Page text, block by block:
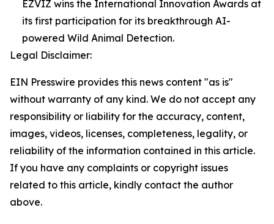
EZVIZ wins the International Innovation Awards at
its first participation for its breakthrough AI-
powered Wild Animal Detection.
Legal Disclaimer:
EIN Presswire provides this news content "as is"
without warranty of any kind. We do not accept any
responsibility or liability for the accuracy, content,
images, videos, licenses, completeness, legality, or
reliability of the information contained in this article.
If you have any complaints or copyright issues
related to this article, kindly contact the author
above.